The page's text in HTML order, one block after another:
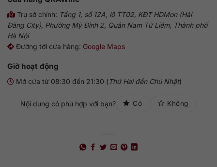
Trụ sở chính: Tầng 1, số 12A, lô TT02, KĐT HDMon (Hải
Đăng City), Phường Mỹ Đình 2, Quận Nam Từ Liêm, Thành phố
Hà Nội
Đường tới cửa hàng: Google Maps
Giờ hoạt động
Mở cửa từ 08:30 đến 21:30 ( Thứ Hai đến Chủ Nhật)
Nội dung có phù hợp với bạn? Có Không